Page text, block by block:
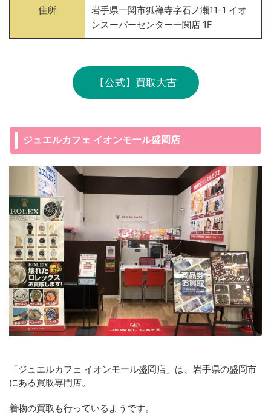
住所
岩手県一関市狐禅寺字石ノ瀬11-1 イオ
ンスーパーセンター一関店 1F
【公式】買取大吉
ジュエルカフェ イオンモール盛岡店
「ジュエルカフェ イオンモール盛岡店」は、岩手県の盛岡市
にある買取専門店。
着物の買取も行っているようです。